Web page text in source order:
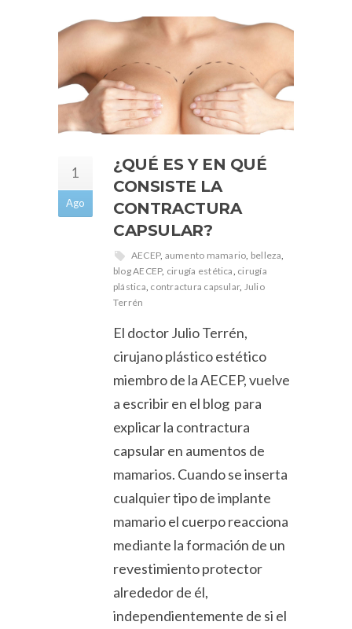
1
Ago
¿QUÉ ES Y EN QUÉ
CONSISTE LA
CONTRACTURA
CAPSULAR?
AECEP, aumento mamario belleza
blog AECEP, cirugía estética cirugía
plástica contractura capsular, Julio
Terrén
El doctor Julio Terrén,
cirujano plástico estético
miembro de la AECEP, vuelve
a escribir en el blog para
explicar la contractura
capsular en aumentos de
mamarios. Cuando se inserta
cualquier tipo de implante
mamario el cuerpo reacciona
mediante la formación de un
revestimiento protector
alrededor de él,
independientemente de si el